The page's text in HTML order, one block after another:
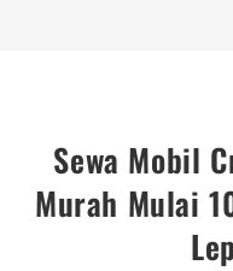
Sewa Mobil
Murah Mulai